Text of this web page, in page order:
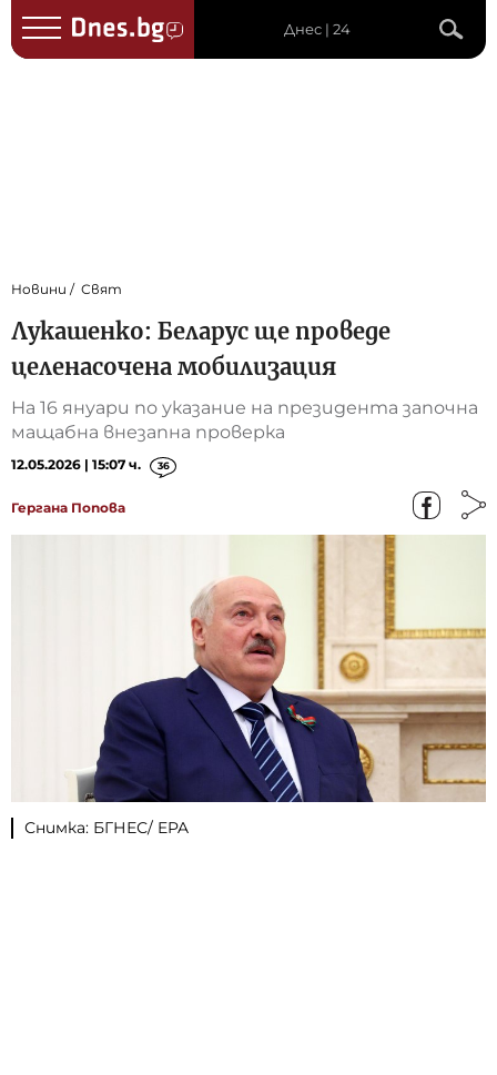
Днес | 24
Новини Свят
Лукашенко: Беларус ще проведе
целенасочена мобилизация
На 16 януари по указание на президента започна
мащабна внезапна проверка
12.05.2026 | 15:07 ч. 36
Гергана Попова
Снимка: БГНЕС/ EPA